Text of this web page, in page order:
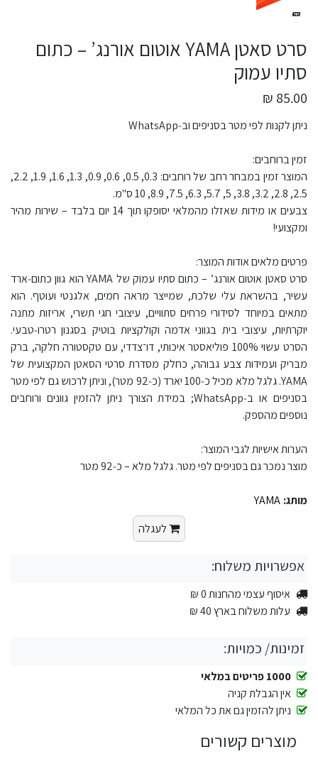
סרט סאטן YAMA אוטום אורנג’ – כתום
סתיו עמוק
85.00 ₪
ניתן לקנות לפי מטר בסניפים וב‑WhatsApp
זמין ברוחבים:
המוצר זמין במבחר רחב של רוחבים: 0.3, 0.5, 0.6, 0.9, 1.3, 1.6, 1.9, 2.2,
2.5, 2.8, 3.2, 3.8, 5, 5.7, 6.3, 7.5, 8.9, 10 ס"מ.
צבעים או מידות שאזלו מהמלאי יסופקו תוך 14 יום בלבד – שירות מהיר
ומקצועי!
פרטים מלאים אודות המוצר:
סרט סאטן אוטום אורנג’ – כתום סתיו עמוק של YAMA הוא גוון כתום‑ארד
עשיר, בהשראת עלי שלכת, שמייצר מראה חמים, אלגנטי ועוטף. הוא
מתאים במיוחד לסידורי פרחים סתוויים, עיצובי חגי תשרי, אריזות מתנה
יוקרתיות, עיצובי בית בגווני אדמה וקולקציות בוטיק בסגנון רטרו‑טבעי.
הסרט עשוי 100% פוליאסטר איכותי, דו־צדדי, עם טקסטורה חלקה, ברק
מבריק ועמידות צבע גבוהה, כחלק מסדרת סרטי הסאטן המקצועית של
YAMA. גלגל מלא מכיל כ‑100 יארד (כ‑92 מטר), וניתן לרכוש גם לפי מטר
בסניפים או ב‑WhatsApp; במידת הצורך ניתן להזמין גוונים ורוחבים
נוספים מהספק.​
הערות אישיות לגבי המוצר:
מוצר נמכר גם בסניפים לפי מטר. גלגל מלא – כ‑92 מטר
מותג: YAMA
לעגלה
אפשרויות משלוח:
איסוף עצמי מהחנות 0 ₪
עלות משלוח בארץ 40 ₪
זמינות/ כמויות:
1000 פריטים במלאי
אין הגבלת קניה
ניתן להזמין גם את כל המלאי
מוצרים קשורים